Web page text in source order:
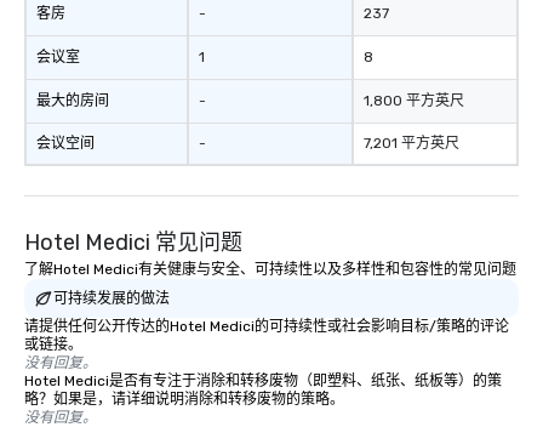
客房
会议室
最大的房间
会议空间
-
1
-
-
237
8
1,800 平方英尺
7,201 平方英尺
Hotel Medici 常见问题
了解Hotel Medici有关健康与安全、可持续性以及多样性和包容性的常见问题
可持续发展的做法
请提供任何公开传达的Hotel Medici的可持续性或社会影响目标/策略的评论
或链接。
没有回复。
Hotel Medici是否有专注于消除和转移废物（即塑料、纸张、纸板等）的策
略？如果是，请详细说明消除和转移废物的策略。
没有回复。